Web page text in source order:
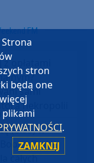
FM
opłatami
sami
nekropolii
(8.08) w
Będą
całych
stron
będą one
.
ZAMKNIJ